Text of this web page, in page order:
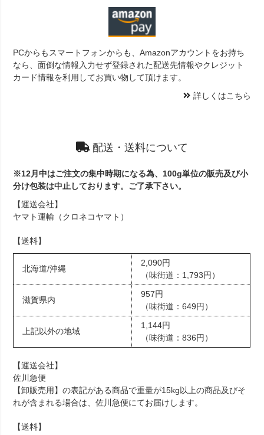
PCからもスマートフォンからも、Amazonアカウントをお持ち
なら、面倒な情報入力せず登録された配送先情報やクレジット
カード情報を利用してお買い物して頂けます。
詳しくはこちら
配送・送料について
※12月中はご注文の集中時期になる為、100g単位の販売及び小
分け包装は中止しております。ご了承下さい。
【運送会社】
ヤマト運輸（クロネコヤマト）
【送料】
北海道/沖縄
2,090円
（味街道：1,793円）
滋賀県内
957円
（味街道：649円）
上記以外の地域
1,144円
（味街道：836円）
【運送会社】
佐川急便
【卸販売用】の表記がある商品で重量が15kg以上の商品及びそ
れが含まれる場合は、佐川急便にてお届けします。
【送料】